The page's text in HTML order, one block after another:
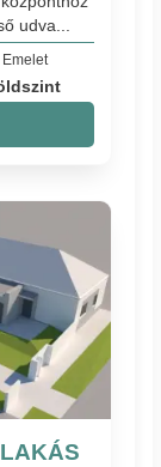
udva...
Emelet